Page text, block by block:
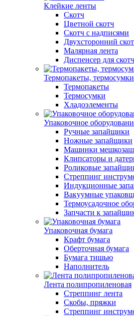
Клейкие ленты
Скотч
Цветной скотч
Скотч с надписями
Двухсторонний
Малярная лента
Диспенсер для
Термопакеты, термосумки
Термопакеты
Термосумки
Хладоэлементы
Упаковочное
Ручные запайщики
Ножные запайщики
Машинки
Клипсаторы и
Роликовые
Стреппинг
Индукционные
Вакуумные
Термоусадочное
Запчасти к
Упаковочная бумага
Крафт бумага
Оберточная бумага
Бумага тишью
Наполнитель
Лента полипропиленовая
Стреппинг лента
Скобы, пряжки
Стреппинг